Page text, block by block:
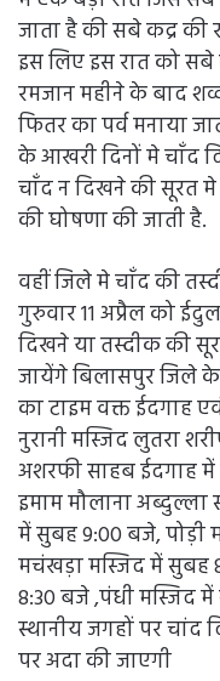
जाता है की सबे कद्र
इस लिए इस रात को सबे
रमजान महीने के बाद
फितर का पर्व मनाया
के आखरी दिनों मे चाँद
चाँद न दिखने की सूरत
की घोषणा की जाती है.
वहीं जिले मे चाँद की
गुरुवार 11 अप्रैल को
दिखने या तस्दीक की
जायेंगे बिलासपुर जिले के
का टाइम वक्त ईदगाह
नुरानी मस्जिद लुतरा
अशरफी साहब ईदगाह
इमाम मौलाना
में सुबह 9:00 बजे, पोड़ी
मचंखड़ा मस्जिद में सुबह
8:30 बजे ,पंधी मस्जिद
स्थानीय जगहों पर
पर अदा की जाएगी